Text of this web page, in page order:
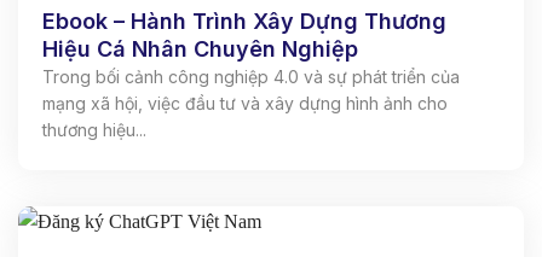
Ebook – Hành Trình Xây Dựng Thương
Hiệu Cá Nhân Chuyên Nghiệp
Trong bối cảnh công nghiệp 4.0 và sự phát triển của
mạng xã hội, việc đầu tư và xây dựng hình ảnh cho
thương hiệu...